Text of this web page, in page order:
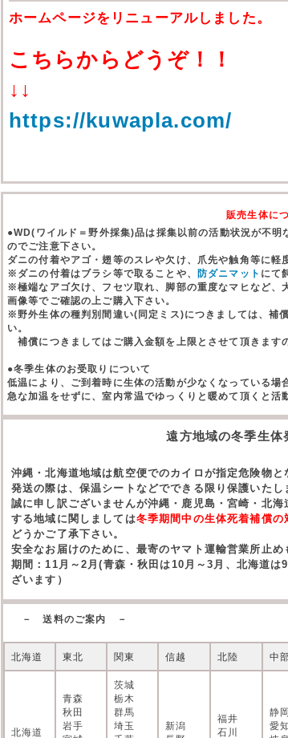
ホームページをリニューアルしました。
こちらからどうぞ！！
↓↓
https://kuwapla.com/
販売生体に
●WD(ワイルド＝野外採集)品は採集以前の活動状況が不
のでご注意下さい。
ダニの付着やアゴ・翅等のスレや欠け、爪先や触角等に軽
※ダニの付着はブラシ等で取ることや、 防ダニマット にて
※極端なアゴ欠け、フセツ取れ、脚部の重度なマヒなど、
画像等でご確認の上ご購入下さい。
※野外生体の種判別間違い(同定ミス)につきましては、補
い。
補償につきましてはご購入金額を上限とさせて頂きます
●冬季生体のお受取りについて
低温により、ご到着時に生体の活動が少なくなっている場
急な加温をせずに、室内常温でゆっくりと暖めて頂くと活
遠方地域の冬季生体
沖縄・北海道地域は航空便でのカイロが指定危険物と
発送の際は、保温シートなどでできる限り保護いた
誠に申し訳ございませんが沖縄・鹿児島・宮崎・北
する地域に関しましては冬季期間中の生体死着補償の
どうかご了承下さい。
安全なお届けのために、最寄のヤマト運輸営業所止
期間：11月～2月(青森・秋田は10月～3月、北海道
ざいます）
－ 送料のご案内 －
北海道 東北 関東 信越 北陸 中
北海道
青森
秋田
岩手
茨城
栃木
群馬
埼玉
新潟
福井
石川
静岡
愛知